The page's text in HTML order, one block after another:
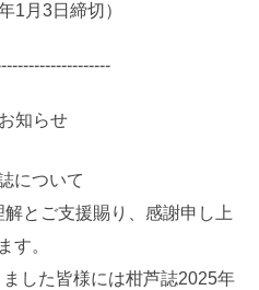
1月3日締切）
お知らせ
について
とご支援賜り、感謝申し上
す。
した皆様には柑芦誌2025年